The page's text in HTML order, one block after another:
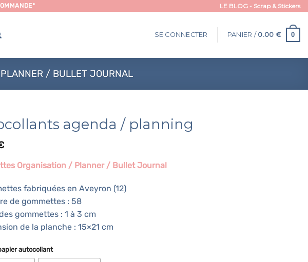
LE BLOG - Scrap & Stickers
SE CONNECTER PANIER / 0.00 € 0
/ BULLET JOURNAL
agenda / planning
Organisation / Planner / Bullet Journal
fabriquées en Aveyron (12)
de gommettes : 58
gommettes : 1 à 3 cm
de la planche : 15×21 cm
autocollant